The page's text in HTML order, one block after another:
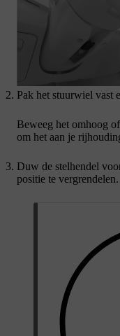
Pak het stuurwiel vast
Beweeg het omhoog
om het aan je
Duw de stelhendel
positie te vergrendelen.